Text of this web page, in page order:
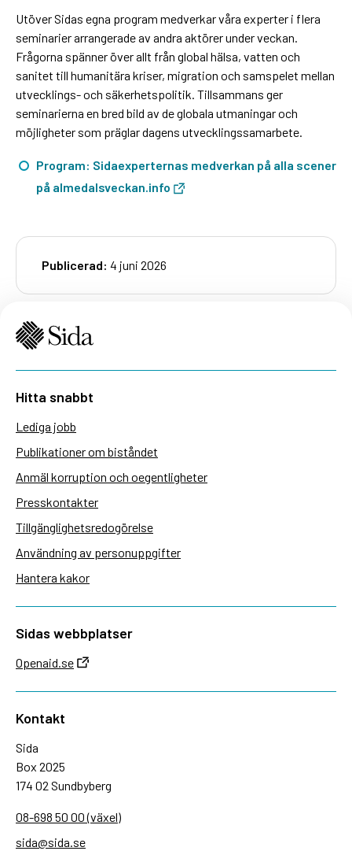
Utöver Sidas egna program medverkar våra experter i flera
seminarier arrangerade av andra aktörer under veckan.
Frågorna spänner över allt från global hälsa, vatten och
sanitet till humanitära kriser, migration och samspelet mellan
utvecklings- och säkerhetspolitik. Tillsammans ger
seminarierna en bred bild av de globala utmaningar och
möjligheter som präglar dagens utvecklingssamarbete.
Program: Sidaexperternas medverkan på alla scener
på almedalsveckan.info
Publicerad: 4 juni 2026
Hitta snabbt
Lediga jobb
Publikationer om biståndet
Anmäl korruption och oegentligheter
Presskontakter
Tillgänglighetsredogörelse
Användning av personuppgifter
Hantera kakor
Sidas webbplatser
Openaid.se
Kontakt
Sida
Box 2025
174 02 Sundbyberg
08-698 50 00 (växel)
sida@sida.se